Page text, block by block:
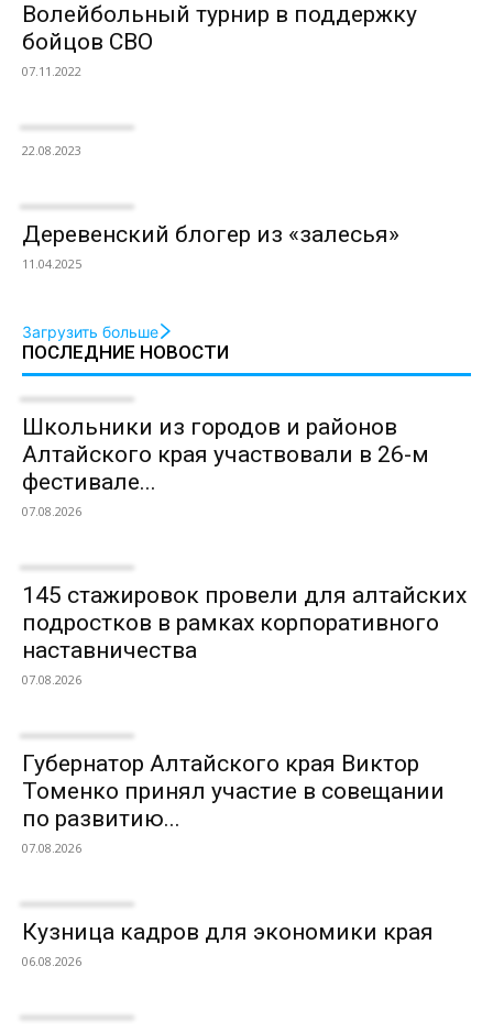
Волейбольный турнир в поддержку
бойцов СВО
07.11.2022
22.08.2023
Деревенский блогер из «залесья»
11.04.2025
Загрузить больше
ПОСЛЕДНИЕ НОВОСТИ
Школьники из городов и районов
Алтайского края участвовали в 26-м
фестивале...
07.08.2026
145 стажировок провели для алтайских
подростков в рамках корпоративного
наставничества
07.08.2026
Губернатор Алтайского края Виктор
Томенко принял участие в совещании
по развитию...
07.08.2026
Кузница кадров для экономики края
06.08.2026